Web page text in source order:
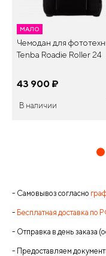
МАЛО
Чемодан для
Tenba Roadie Roller 24
43 900 ¤
В наличии
- Самовывоз согласно
- Бесплатная доставка по
- Отправка в день заказа
- Предоставляем